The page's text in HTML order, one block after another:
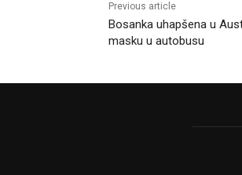
Previous article
Bosanka uhapšena u
masku u autobusu